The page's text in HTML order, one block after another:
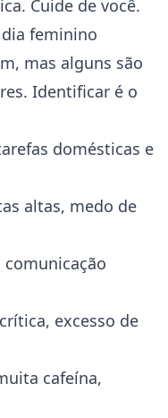
Cuide de você.
feminino
mas alguns são
Identificar é o
domésticas e
altas, medo de
excesso de
cafeína,